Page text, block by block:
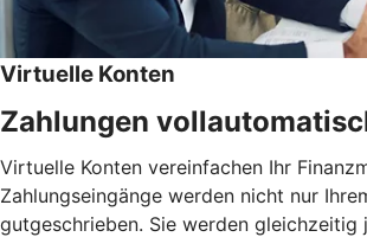
Virtuelle Konten
Zahlungen
Virtuelle Konten vereinfachen Ihr
Zahlungseingänge werden nicht nur
gutgeschrieben. Sie werden gleichzeitig